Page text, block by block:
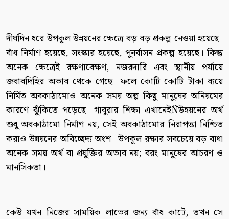
দীর্ঘদিন ধরে উপকূল উন্নয়নের ক্ষেত্রে বড় বড় প্রকল্প নেওয়া হয়েছে।
বাঁধ নির্মাণ হয়েছে, সংস্কার হয়েছে, পুনর্বাসন প্রকল্প হয়েছে। কিন্তু
অনেক ক্ষেত্রেই রক্ষণাবেক্ষণ, নজরদারি এবং স্থানীয় পর্যায়ে
জবাবদিহির অভাব থেকে গেছে। ফলে কোটি কোটি টাকা ব্যয়ে
নির্মিত অবকাঠামোও অনেক সময় অল্প কিছু মানুষের অনিয়মের
কারণে ঝুঁকিতে পড়েছে। গাবুরার শিক্ষা এখানেইÑউন্নয়নের অর্থ
শুধু অবকাঠামো নির্মাণ নয়, সেই অবকাঠামোর নিরাপত্তা নিশ্চিত
করাও উন্নয়নের অবিচ্ছেদ্য অংশ। উপকূল রক্ষার সবচেয়ে বড় বাধা
অনেক সময় অর্থ বা প্রযুক্তির অভাব নয়; বরং মানুষের আচরণ ও
মানসিকতা।
কেউ যখন নিজের সাময়িক লাভের জন্য বাঁধ কাটে, তখন সে